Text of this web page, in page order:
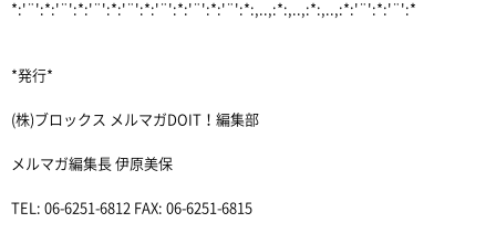
*:'¨':*:'¨':*:'¨':*:'¨':*:'¨':*:'¨':*:'¨':*:,..,:*:,..,:*:,..,:*:'¨':*:'¨':*
*発行*
(株)ブロックス メルマガDOIT！編集部
メルマガ編集長 伊原美保
TEL: 06-6251-6812 FAX: 06-6251-6815